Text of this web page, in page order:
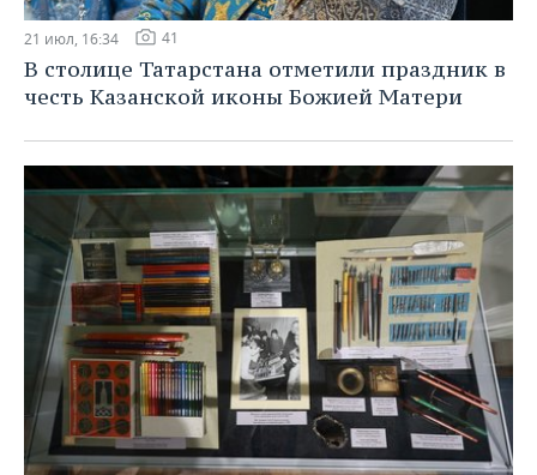
21 июл, 16:34 41
В столице Татарстана отметили праздник в
честь Казанской иконы Божией Матери